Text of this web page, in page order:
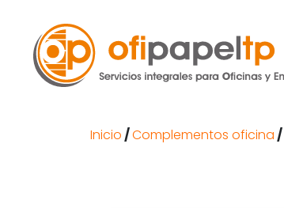
Inicio/Complementos oficina/